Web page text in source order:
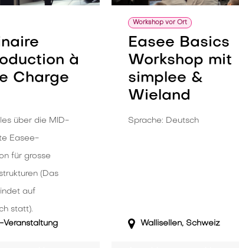
à
Charge
über die MID-
Easee-
für grosse
(Das
auf
statt).
Veranstaltung
Workshop vor Ort
Easee Basics
Workshop mit
simplee &
Wieland
Sprache: Deutsch
Wallisellen, Schweiz